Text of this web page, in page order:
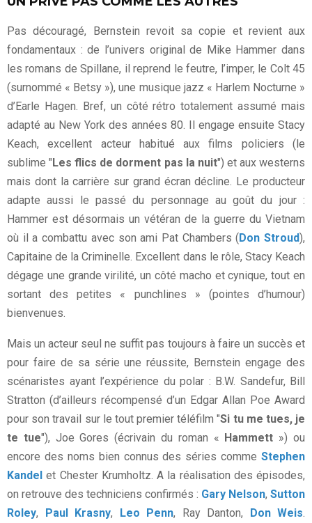
Pas découragé, Bernstein revoit sa copie et revient aux
fondamentaux : de l’univers original de Mike Hammer dans
les romans de Spillane, il reprend le feutre, l’imper, le Colt 45
(surnommé « Betsy »), une musique jazz « Harlem Nocturne »
d’Earle Hagen. Bref, un côté rétro totalement assumé mais
adapté au New York des années 80. Il engage ensuite Stacy
Keach, excellent acteur habitué aux films policiers (le
sublime "Les flics de dorment pas la nuit") et aux westerns
mais dont la carrière sur grand écran décline. Le producteur
adapte aussi le passé du personnage au goût du jour :
Hammer est désormais un vétéran de la guerre du Vietnam
où il a combattu avec son ami Pat Chambers (Don Stroud),
Capitaine de la Criminelle. Excellent dans le rôle, Stacy Keach
dégage une grande virilité, un côté macho et cynique, tout en
sortant des petites « punchlines » (pointes d’humour)
bienvenues.
Mais un acteur seul ne suffit pas toujours à faire un succès et
pour faire de sa série une réussite, Bernstein engage des
scénaristes ayant l’expérience du polar : B.W. Sandefur, Bill
Stratton (d’ailleurs récompensé d’un Edgar Allan Poe Award
pour son travail sur le tout premier téléfilm "Si tu me tues, je
te tue"), Joe Gores (écrivain du roman « Hammett ») ou
encore des noms bien connus des séries comme Stephen
Kandel et Chester Krumholtz. A la réalisation des épisodes,
on retrouve des techniciens confirmés : Gary Nelson, Sutton
Roley, Paul Krasny, Leo Penn, Ray Danton, Don Weis.